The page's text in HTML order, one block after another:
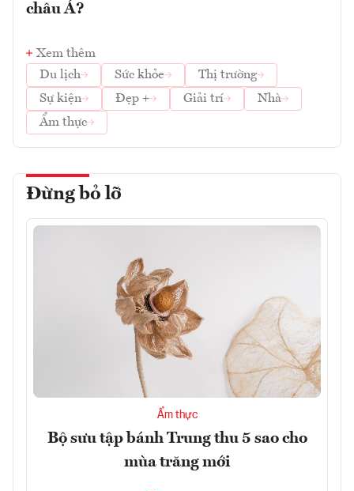
châu Á?
Xem thêm
Du lịch
Sức khỏe
Thị trường
Sự kiện
Đẹp + Giải trí
Nhà
Ẩm thực
Đừng bỏ lỡ
Ẩm thực
Bộ sưu tập bánh Trung thu 5 sao cho
mùa trăng mới